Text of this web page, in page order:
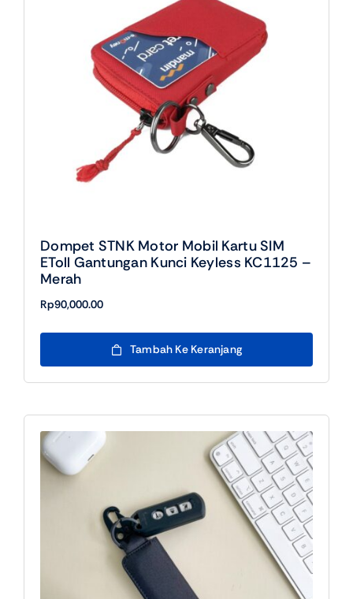
Dompet STNK Motor Mobil Kartu SIM
EToll Gantungan Kunci Keyless KC1125 –
Merah
Rp90,000.00
Tambah Ke Keranjang